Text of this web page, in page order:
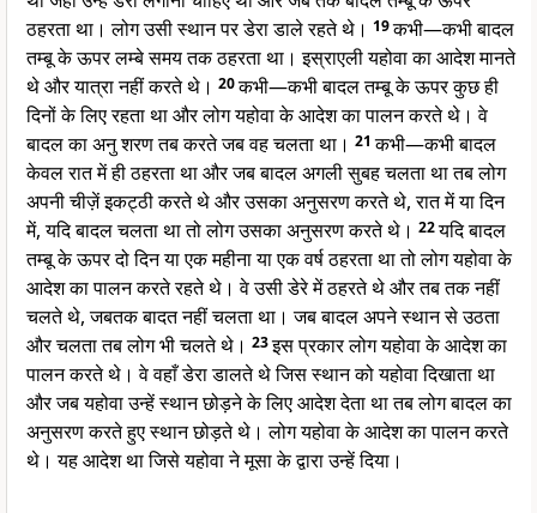
ठहरता था। लोग उसी स्थान पर डेरा डाले रहते थे। 19कभी—कभी बादल
तम्बू के ऊपर लम्बे समय तक ठहरता था। इस्राएली यहोवा का आदेश मानते
थे और यात्रा नहीं करते थे। 20कभी—कभी बादल तम्बू के ऊपर कुछ ही
दिनों के लिए रहता था और लोग यहोवा के आदेश का पालन करते थे। वे
बादल का अनु शरण तब करते जब वह चलता था। 21कभी—कभी बादल
केवल रात में ही ठहरता था और जब बादल अगली सुबह चलता था तब लोग
अपनी चीज़ें इकट्ठी करते थे और उसका अनुसरण करते थे, रात में या दिन
में, यदि बादल चलता था तो लोग उसका अनुसरण करते थे। 22यदि बादल
तम्बू के ऊपर दो दिन या एक महीना या एक वर्ष ठहरता था तो लोग यहोवा के
आदेश का पालन करते रहते थे। वे उसी डेरे में ठहरते थे और तब तक नहीं
चलते थे, जबतक बादत नहीं चलता था। जब बादल अपने स्थान से उठता
और चलता तब लोग भी चलते थे। 23इस प्रकार लोग यहोवा के आदेश का
पालन करते थे। वे वहाँ डेरा डालते थे जिस स्थान को यहोवा दिखाता था
और जब यहोवा उन्हें स्थान छोड़ने के लिए आदेश देता था तब लोग बादल का
अनुसरण करते हुए स्थान छोड़ते थे। लोग यहोवा के आदेश का पालन करते
थे। यह आदेश था जिसे यहोवा ने मूसा के द्वारा उन्हें दिया।